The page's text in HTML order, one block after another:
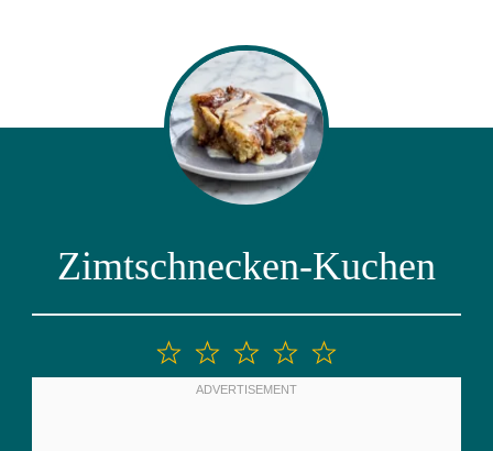
Zimtschnecken-Kuchen
5
4
Sterne
3
Sterne
2
Sterne
1
Stern